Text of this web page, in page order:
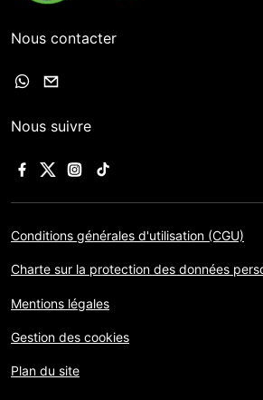
Nous contacter
Nous suivre
Conditions générales d'utilisation (CGU)
Charte sur la protection des données
Mentions légales
Gestion des cookies
Plan du site